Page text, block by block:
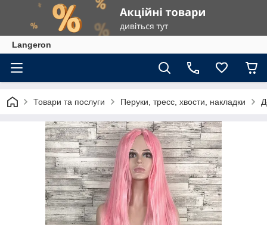
Langeron
Товари та послуги Перуки, тресс, хвости, накладки